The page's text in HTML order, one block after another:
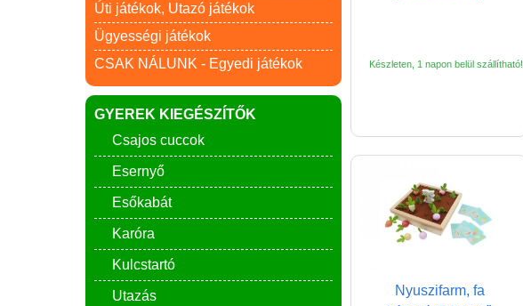
Úti játékok, Utazó játékok
Ügyességi játékok
CSAK NÁLUNK - Egyedi játékok
GYEREK KIEGÉSZÍTŐK
Csajos cuccok
Esernyő
Esőkabát
Karóra
Kulcstartó
Utazás
Készleten, 1 napon belül szállítható!
Nyuszifarm, fa